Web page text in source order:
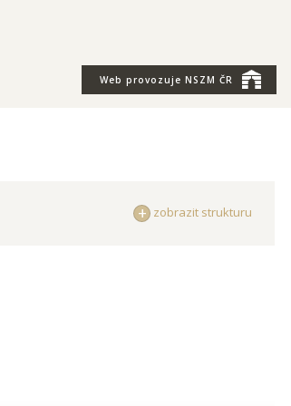
Web provozuje NSZM ČR
zobrazit strukturu